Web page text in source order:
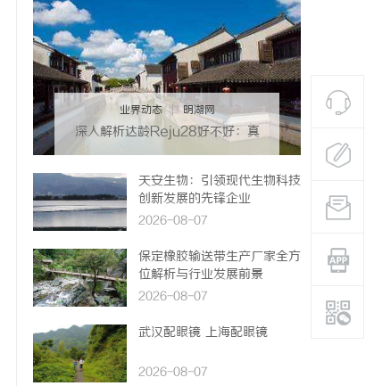
业界动态 | 明湖网
深入解析达龄Reju28好不好：真
天安生物：引领现代生物科技
创新发展的先锋企业
2026-08-07
保定橡胶输送带生产厂家全方
位解析与行业发展前景
2026-08-07
武汉配眼镜 上海配眼镜
2026-08-07